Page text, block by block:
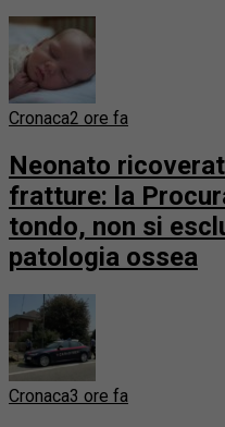
Cronaca2 ore fa
Neonato
fratture: la
tondo, non si
patologia ossea
Cronaca3 ore fa